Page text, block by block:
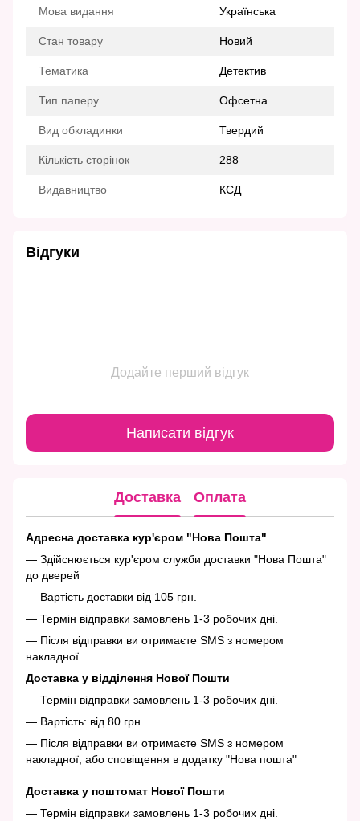
Мова видання Українська
Стан товару Новий
Тематика Детектив
Тип паперу Офсетна
Вид обкладинки Твердий
Кількість сторінок 288
Видавництво КСД
Відгуки
Додайте перший відгук
Написати відгук
Доставка Оплата
Адресна доставка кур'єром "Нова Пошта"
— Здійснюється кур'єром служби доставки "Нова Пошта"
до дверей
— Вартість доставки від 105 грн.
— Термін відправки замовлень 1-3 робочих дні.
— Після відправки ви отримаєте SMS з номером
накладної
Доставка у відділення Нової Пошти
— Термін відправки замовлень 1-3 робочих дні.
— Вартість: від 80 грн
— Після відправки ви отримаєте SMS з номером
накладної, або сповіщення в додатку "Нова пошта"
Доставка у поштомат Нової Пошти
— Термін відправки замовлень 1-3 робочих дні.